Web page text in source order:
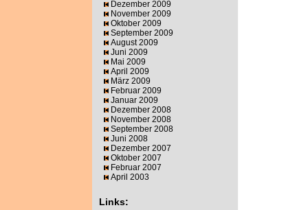
Dezember 2009
November 2009
Oktober 2009
September 2009
August 2009
Juni 2009
Mai 2009
April 2009
März 2009
Februar 2009
Januar 2009
Dezember 2008
November 2008
September 2008
Juni 2008
Dezember 2007
Oktober 2007
Februar 2007
April 2003
Links: